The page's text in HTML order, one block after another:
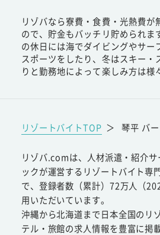
リゾバなら寮費・食費・光熱費が
ので、貯金もバッチリ貯められま
の休日には海でダイビングやサー
スポーツをしたり、冬はスキー・
りと勤務地によって楽しみ方は様
リゾートバイトTOP ＞ 琴平 バ
リゾバ.comは、人材派遣・紹介
ックが運営するリゾートバイト専
で、登録者数（累計）72万人（
用いただいています。
沖縄から北海道まで日本全国のリ
テル・旅館の求人情報を豊富に掲